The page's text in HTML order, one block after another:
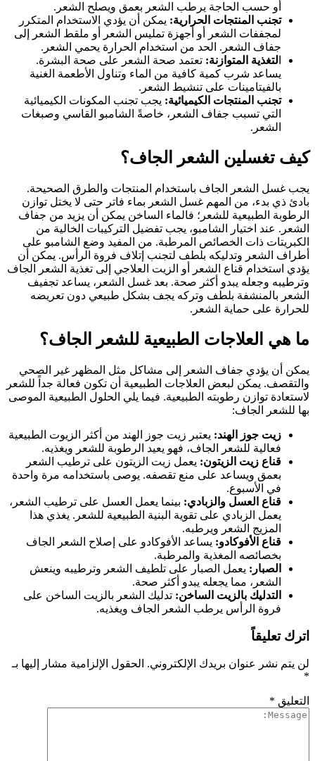
أو حسب الحاجة يرطب الشعر بعمق ويصلح الشعر.
تجنب المنتجات الحرارية: يمكن أن يؤدي الاستخدام المتكرر
لمجففات الشعر أو أجهزة تمليس الشعر أو ملقط الشعر إلى
جفاف الشعر. الحد من استخدام الحرارة يحمي الشعر.
لتغذية المتوازنة: تعتمد صحة الشعر على صحة البشرة.
يساعد شرب كمية كافية من الماء وتناول الأطعمة الغنية
بالفيتامينات على تنشيط الشعر.
تجنب المنتجات الكيميائية: يجب تجنب المكونات الكيميائية
التي تسبب جفاف الشعر، خاصةً الشامبو القاسي وصبغات
الشعر.
كيف تغسلين الشعر الجاف؟
يجب غسل الشعر الجاف باستخدام المنتجات والطرق الصحيحة.
بادئ ذي بدء، من المهم غسل الشعر بماء فاتر حتى لا يختل توازن
الرطوبة الطبيعية للشعر؛ فالماء الساخن يمكن أن يزيد من جفاف
الشعر. عند اختيار الشامبو، يجب تفضيل التركيبات الخالية من
الكبريتات ذات الخصائص المرطبة. من المفيد وضع الشامبو على
أطراف الشعر وتدليكه بلطف لتجنب إتلاف فروة الرأس. يمكن أن
يؤدي استخدام قناع الشعر أو الزيت العلاجي إلى تغذية الشعر الجاف
وترطيبه وجعله يبدو أكثر صحة. بعد غسل الشعر، يساعد تجفيف
الشعر بالمنشفة بلطف وتركه يجف بشكل طبيعي دون تعريضه
للحرارة على حماية الشعر.
ما هي العلاجات الطبيعية للشعر الجاف؟
يمكن أن يؤدي جفاف الشعر إلى مشاكل مثل المظهر غير الصحي
والتقصف. يمكن لبعض العلاجات الطبيعية أن تكون فعالة جداً للشعر
لاستعادة توازن رطوبته الطبيعية. فيما يلي الحلول الطبيعية الموصى
بها للشعر الجاف:
زيت جوز الهند: يعتبر زيت جوز الهند من أكثر الزيوت الطبيعية
فعالية للشعر الجاف، فهو يعيد الرطوبة للشعر ويغذيه.
قناع زيت الزيتون: يعمل زيت الزيتون على ترطيب الشعر
بعمق ويساعد على منع تقصفه. يوصى باستخدامه مرة واحدة
في الأسبوع.
قناع العسل والزبادي: بينما يعمل العسل على ترطيب الشعر،
يعمل الزبادي على تقوية البنية الطبيعية للشعر. يغذي هذا
المزيج الشعر ويرطبه.
قناع الأفوكادو: يساعد الأفوكادو على إصلاح الشعر الجاف
بخصائصه المغذية والمرطبة.
الصبار: يعمل الصبار على تلطيف الشعر وترطيبه وينعش
الشعر، مما يجعله يبدو أكثر صحة.
التدليك بالزيت الساخن: تدليك الشعر بالزيت الساخن على
فروة الرأس يرطب الشعر الجاف ويغذيه.
اترك تعليقاً
لن يتم نشر عنوان بريدك الإلكتروني. الحقول الإلزامية مشار إليها بـ
*
التعليق *